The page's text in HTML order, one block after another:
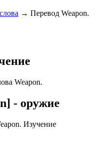
→ Перевод Weapon.
Weapon.
- оружие